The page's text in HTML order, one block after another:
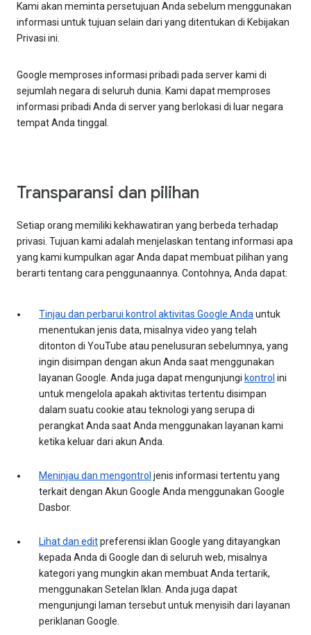
Kami akan meminta persetujuan Anda sebelum menggunakan
informasi untuk tujuan selain dari yang ditentukan di Kebijakan
Privasi ini.
Google memproses informasi pribadi pada server kami di
sejumlah negara di seluruh dunia. Kami dapat memproses
informasi pribadi Anda di server yang berlokasi di luar negara
tempat Anda tinggal.
Transparansi dan pilihan
Setiap orang memiliki kekhawatiran yang berbeda terhadap
privasi. Tujuan kami adalah menjelaskan tentang informasi apa
yang kami kumpulkan agar Anda dapat membuat pilihan yang
berarti tentang cara penggunaannya. Contohnya, Anda dapat:
Tinjau dan perbarui kontrol aktivitas Google Andauntuk
menentukan jenis data, misalnya video yang telah
ditonton di YouTube atau penelusuran sebelumnya, yang
ingin disimpan dengan akun Anda saat menggunakan
layanan Google. Anda juga dapat mengunjungi kontrol ini
untuk mengelola apakah aktivitas tertentu disimpan
dalam suatu cookie atau teknologi yang serupa di
perangkat Anda saat Anda menggunakan layanan kami
ketika keluar dari akun Anda.
Meninjau dan mengontrol jenis informasi tertentu yang
terkait dengan Akun Google Anda menggunakan Google
Dasbor.
Lihat dan editpreferensi iklan Google yang ditayangkan
kepada Anda di Google dan di seluruh web, misalnya
kategori yang mungkin akan membuat Anda tertarik,
menggunakan Setelan Iklan. Anda juga dapat
mengunjungi laman tersebut untuk menyisih dari layanan
periklanan Google.